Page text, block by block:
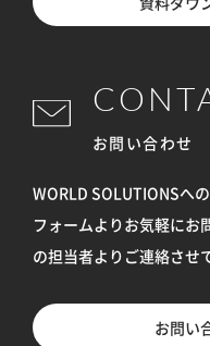
お問い合わせ
WORLD SOLUTIONSへ
フォームよりお気軽にお
の担当者よりご連絡させ
お問い